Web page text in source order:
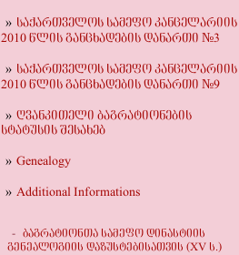
საქართველოს სამეფო კანცელარიის
2010 წლის განცხადების დანართი №3
საქართველოს სამეფო კანცელარიის
2010 წლის განცხადების დანართი №9
ღვანკითელი ბაგრატიონების
სტატუსის შესახებ
Genealogy
Additional Informations
ბაგრატიონთა სამეფო დინასტიის
გენეალოგიის დაზუსტებისათვის (XV ს.)